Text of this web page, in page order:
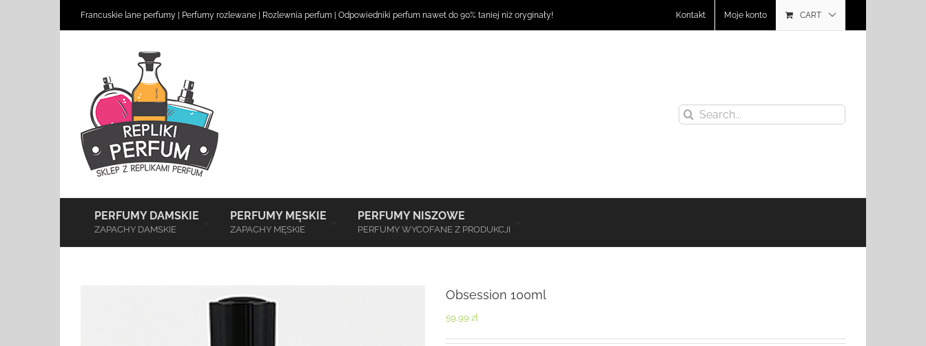
Francuskie lane perfumy Perfumy rozlewane Rozlewnia perfum Odpowiedniki perfum nawet do 90% taniej niż oryginały! Kontakt Moje konto CART
Search
for:
PERFUMY DAMSKIE
ZAPACHY DAMSKIE
PERFUMY MĘSKIE
ZAPACHY MĘSKIE
PERFUMY NISZOWE
PERFUMY WYCOFANE Z PRODUKCJI
Obsession 100ml
59,99 zł